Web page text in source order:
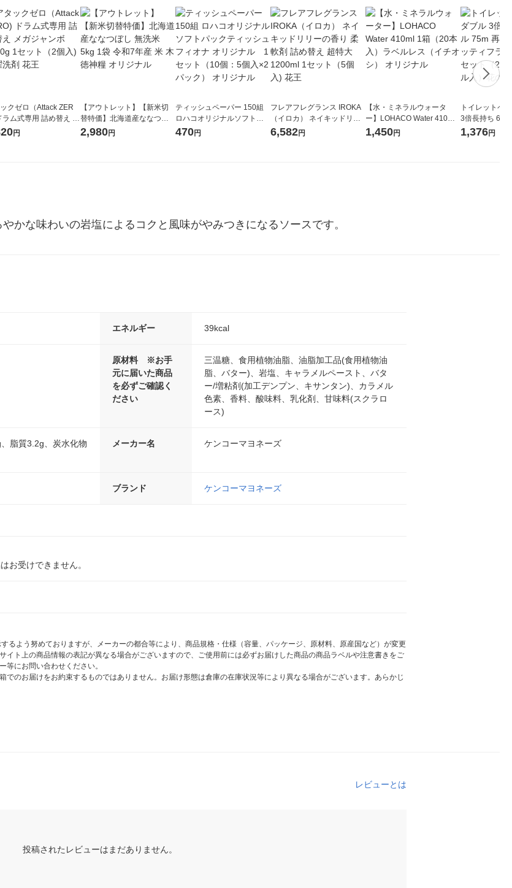
クゼロ（Attack ZER
ラム式専用 詰め替え メ
ンボ 2300g 1セット
円
【アウトレット】【新米切
替特価】北海道産ななつぼ
し 無洗米 5kg 1袋 令和7年産
2,980円
ティッシュペーパー 150組
ロハコオリジナルソフトパ
ックティッシュ フィオナ オ
470円
フレアフレグランス IROKA
（イロカ） ネイキッドリリ
ーの香り 柔軟剤 詰め替え 超
6,582円
【水・ミネラルウォータ
ー】LOHACO Water 410ml
1箱（20本入）ラベルレス
1,450円
トイレットペ
3倍長持ち 6ロール
紙配合 スコッ
1,376円
かな味わいの岩塩によるコクと風味がやみつきになるソースです。
エネルギー 39kcal
原材料 ※お手
元に届いた商品
を必ずご確認く
ださい
三温糖、食用植物油脂、油脂加工品(食用植物油
脂、バター)、岩塩、キャラメルペースト、バタ
ー/増粘剤(加工デンプン、キサンタン)、カラメル
色素、香料、酸味料、乳化剤、甘味料(スクラロ
ース)
脂質3.2g、炭水化物
メーカー名 ケンコーマヨネーズ
ブランド ケンコーマヨネーズ
お受けできません。
るよう努めておりますが、メーカーの都合等により、商品規格・仕様（容量、パッケージ、原材料、原産国など）が変更
イト上の商品情報の表記が異なる場合がございますので、ご使用前には必ずお届けした商品の商品ラベルや注意書きをご
等にお問い合わせください。
でのお届けをお約束するものではありません。お届け形態は倉庫の在庫状況等により異なる場合がございます。あらかじ
レビューとは
投稿されたレビューはまだありません。